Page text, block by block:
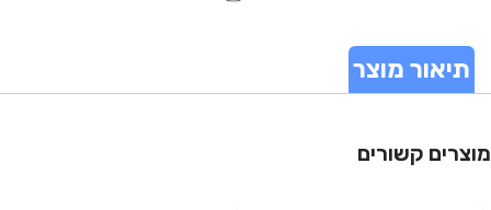
תיאור מוצר
מוצרים קשורים